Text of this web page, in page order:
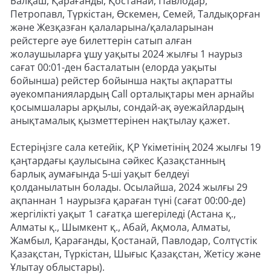
Петропавл, Түркістан, Өскемен, Семей, Талдықорған
және Жезқазған қалаларына/қалаларынан
рейстерге әуе билеттерін сатып алған
жолаушыларға ұшу уақыты 2024 жылғы 1 наурыз
сағат 00:01-ден басталатын (елорда уақыты
бойынша) рейстер бойынша нақты ақпаратты
әуекомпаниялардың Call орталықтары мен арнайы
қосымшалары арқылы, сондай-ақ әуежайлардың
анықтамалық қызметтерінен нақтылау қажет.
Естеріңізге сала кетейік, ҚР Үкіметінің 2024 жылғы 19
қаңтардағы қаулысына сәйкес Қазақстанның
барлық аумағында 5-ші уақыт белдеуі
қолданылатын болады. Осылайша, 2024 жылғы 29
ақпаннан 1 наурызға қараған түні (сағат 00:00-де)
жергілікті уақыт 1 сағатқа шегеріледі (Астана қ.,
Алматы қ., Шымкент қ., Абай, Ақмола, Алматы,
Жамбыл, Қарағанды, Қостанай, Павлодар, Солтүстік
Қазақстан, Түркістан, Шығыс Қазақстан, Жетісу және
Ұлытау облыстары).